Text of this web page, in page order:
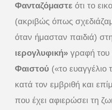
Φανταζόμαστε ότι το
(ακριβώς όπως
όταν ήμασταν παιδιά)
ιερογλυφική» γραφή του
Φαιστού («το ευαγγέλιο
κατά τον εμβριθή και
που έχει αφιερώσει τη